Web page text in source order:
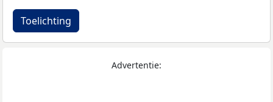
Toelichting
Advertentie: